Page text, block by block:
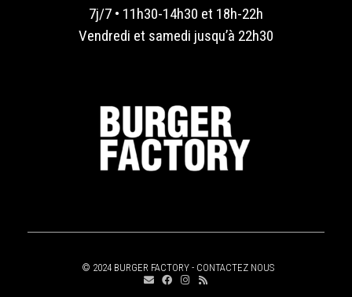
7j/7 • 11h30-14h30 et 18h-22h
Vendredi et samedi jusqu’à 22h30
© 2024 BURGER FACTORY - CONTACTEZ NOUS